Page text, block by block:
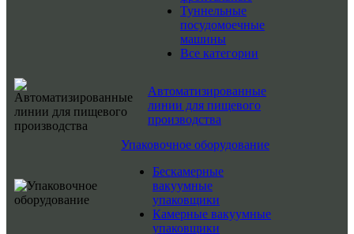
Туннельные
посудомоечные
машины
Все категории
Автоматизированные
линии для пищевого
производства
Упаковочное оборудование
Бескамерные
вакуумные
упаковщики
Камерные вакуумные
упаковщики